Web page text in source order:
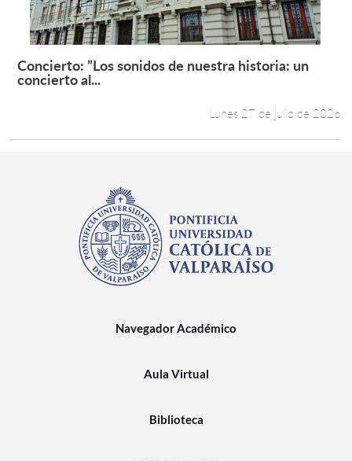
Leer más +
Concierto: ”Los sonidos de nuestra historia: un
concierto al...
Lunes 27 de julio de 2026
Navegador Académico
Aula Virtual
Biblioteca